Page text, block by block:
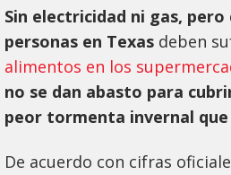
Sin electricidad ni gas,
personas en Texas deben
alimentos en los
no se dan abasto para
peor tormenta invernal
De acuerdo con cifras